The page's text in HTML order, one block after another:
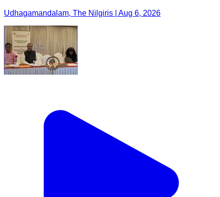
Udhagamandalam, The Nilgiris | Aug 6, 2026